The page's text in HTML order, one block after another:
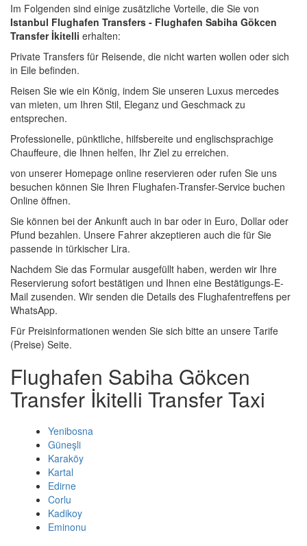
Im Folgenden sind einige zusätzliche Vorteile, die Sie von
Istanbul Flughafen Transfers - Flughafen Sabiha Gökcen
Transfer İkitelli erhalten:
Private Transfers für Reisende, die nicht warten wollen oder sich
in Eile befinden.
Reisen Sie wie ein König, indem Sie unseren Luxus mercedes
van mieten, um Ihren Stil, Eleganz und Geschmack zu
entsprechen.
Professionelle, pünktliche, hilfsbereite und englischsprachige
Chauffeure, die Ihnen helfen, Ihr Ziel zu erreichen.
von unserer Homepage online reservieren oder rufen Sie uns
besuchen können Sie Ihren Flughafen-Transfer-Service buchen
Online öffnen.
Sie können bei der Ankunft auch in bar oder in Euro, Dollar oder
Pfund bezahlen. Unsere Fahrer akzeptieren auch die für Sie
passende in türkischer Lira.
Nachdem Sie das Formular ausgefüllt haben, werden wir Ihre
Reservierung sofort bestätigen und Ihnen eine Bestätigungs-E-
Mail zusenden. Wir senden die Details des Flughafentreffens per
WhatsApp.
Für Preisinformationen wenden Sie sich bitte an unsere Tarife
(Preise) Seite.
Flughafen Sabiha Gökcen
Transfer İkitelli Transfer Taxi
Yenibosna
Güneşli
Karaköy
Kartal
Edirne
Corlu
Kadikoy
Eminonu